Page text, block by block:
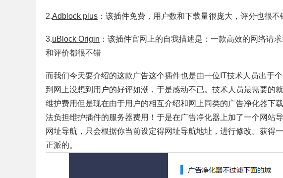
2.Adblock plus ：该插件免费，用户数和下载量很庞大，评分也很不
3.uBlock Origin ：该插件官网上的自我描述是：一款高效的网络请
和评价都很不错
而我们今天要介绍的这款广告这个插件也是由一位IT技术人员出于
到网上没想到用户的好评如潮，于是感动不已。技术人员最需要的
维护费用但是现在由于用户的相互介绍和网上同类的广告净化器下
法负担维护插件的服务器费用！于是在广告净化器上加了一个网站
网址导航，只会根据你当前设定得网址导航地址，进行修改。获得
正派的。